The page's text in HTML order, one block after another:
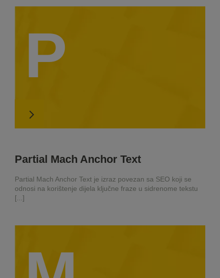
P
Partial Mach Anchor Text
Partial Mach Anchor Text je izraz povezan sa SEO koji se
odnosi na korištenje dijela ključne fraze u sidrenome tekstu
[...]